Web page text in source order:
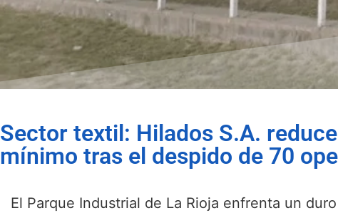
Sector textil: Hilados S.A.
mínimo tras el despido de 70
El Parque Industrial de La Rioja enfrenta un